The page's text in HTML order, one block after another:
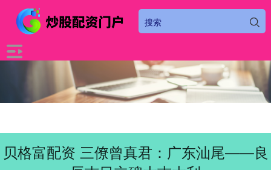
贝格富配资 三僚曾真君：广东汕尾——良